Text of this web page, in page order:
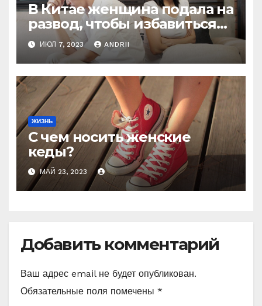
В Китае женщина подала на
развод, чтобы избавиться
от мужа-деспота, который
заставлял её рожать 6 раз,
чтобы получить
наследника
ИЮЛ 7, 2023 ANDRII
ЖИЗНЬ
С чем носить женские
кеды?
МАЙ 23, 2023
Добавить комментарий
Ваш адрес email не будет опубликован.
Обязательные поля помечены *